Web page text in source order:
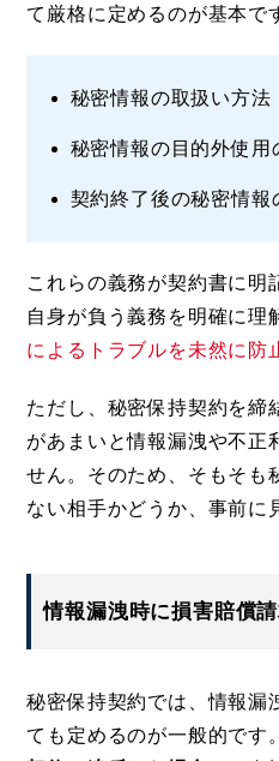
て厳格に定めるのが基本で
秘密情報の取扱い方法
秘密情報の目的外使用
契約終了後の秘密情報
これらの義務が契約書に明
自身が負う義務を明確に理
によるトラブルを未然に防
ただし、秘密保持契約を締
があまいと情報漏洩や不正
せん。そのため、そもそも
ない相手かどうか、事前に
情報漏洩時に損害賠償
秘密保持契約では、情報漏
ても定めるのが一般的です